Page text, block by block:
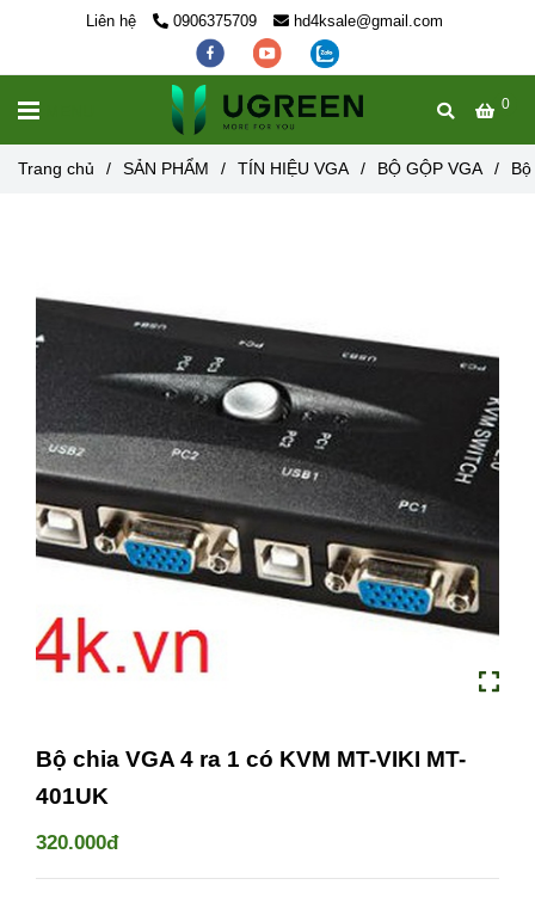
Liên hệ 0906375709 hd4ksale@gmail.com
0
Trang chủ / SẢN PHẨM / TÍN HIỆU VGA / BỘ GỘP VGA /
Bộ chia VGA 4 ra 1 có KVM MT-VIKI MT-
401UK
320.000đ